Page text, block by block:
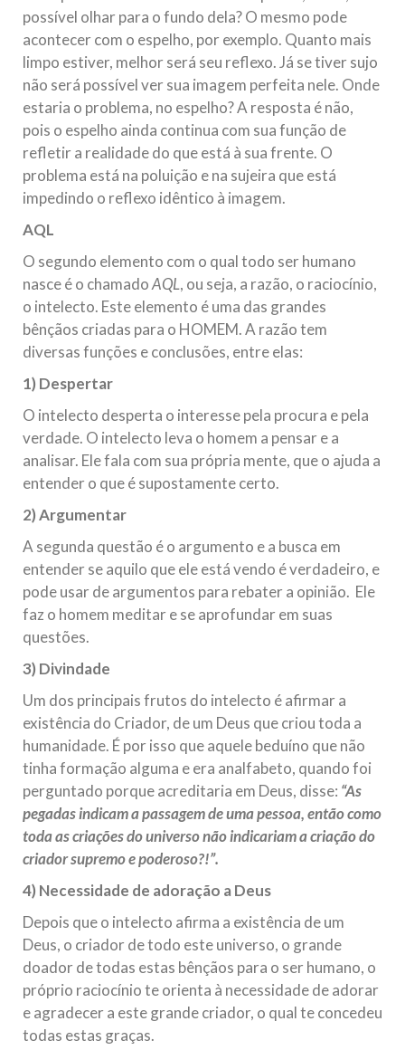
possível olhar para o fundo dela? O mesmo pode
acontecer com o espelho, por exemplo. Quanto mais
limpo estiver, melhor será seu reflexo. Já se tiver sujo
não será possível ver sua imagem perfeita nele. Onde
estaria o problema, no espelho? A resposta é não,
pois o espelho ainda continua com sua função de
refletir a realidade do que está à sua frente. O
problema está na poluição e na sujeira que está
impedindo o reflexo idêntico à imagem.
AQL
O segundo elemento com o qual todo ser humano
nasce é o chamadoAQL, ou seja, a razão, o raciocínio,
o intelecto. Este elemento é uma das grandes
bênçãos criadas para o HOMEM. A razão tem
diversas funções e conclusões, entre elas:
1) Despertar
O intelecto desperta o interesse pela procura e pela
verdade. O intelecto leva o homem a pensar e a
analisar. Ele fala com sua própria mente, que o ajuda a
entender o que é supostamente certo.
2) Argumentar
A segunda questão é o argumento e a busca em
entender se aquilo que ele está vendo é verdadeiro, e
pode usar de argumentos para rebater a opinião. Ele
faz o homem meditar e se aprofundar em suas
questões.
3) Divindade
Um dos principais frutos do intelecto é afirmar a
existência do Criador, de um Deus que criou toda a
humanidade. É por isso que aquele beduíno que não
tinha formação alguma e era analfabeto, quando foi
perguntado porque acreditaria em Deus, disse: “As
pegadas indicam a passagem de uma pessoa, então como
toda as criações do universo não indicariam a criação do
criador supremo e poderoso?!”.
4) Necessidade de adoração a Deus
Depois que o intelecto afirma a existência de um
Deus, o criador de todo este universo, o grande
doador de todas estas bênçãos para o ser humano, o
próprio raciocínio te orienta à necessidade de adorar
e agradecer a este grande criador, o qual te concedeu
todas estas graças.